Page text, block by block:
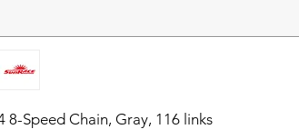
8-Speed Chain, Gray, 116 links